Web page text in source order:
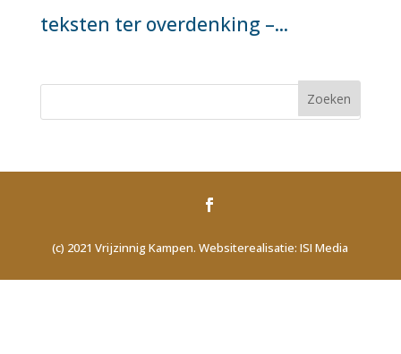
teksten ter overdenking –...
(c) 2021 Vrijzinnig Kampen. Websiterealisatie: ISI Media